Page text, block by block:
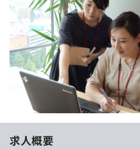
就活成功ガイド
プラン
個人向けプラン
法人向けプラン
学校向けプラン
契約内容・クーポン
note
求人概要